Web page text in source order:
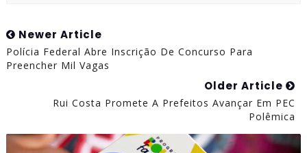
Newer Article
Polícia Federal Abre Inscrição De Concurso Para
Preencher Mil Vagas
Older Article
Rui Costa Promete A Prefeitos Avançar Em PEC
Polêmica